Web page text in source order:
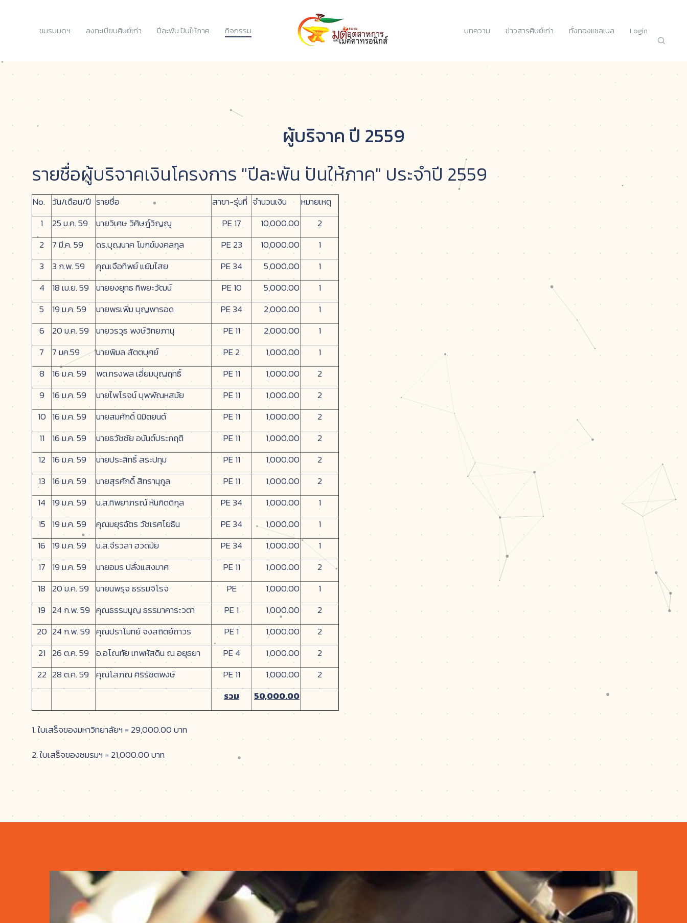
ขมรมมดฯ ลงทะเบียนศิษย์เก่า ปีละพัน ปันให้ภาค กิจกรรม บทความ ข่าวสารศิษย์เก่า ทั่งทองแชลเนล Login
ผู้บริจาค ปี 2559
รายชื่อผู้บริจาคเงินโครงการ "ปีละพัน ปันให้ภาค" ประจำปี 2559
No. วัน/เดือน/ปี รายชื่อ สาขา-รุ่นที่ จำนวนเงิน
หมายเหตุ
1
25 ม.ค. 59 นายวิเศษ วิศิษฎ์วิญญู PE 17 10,000.00
2
2
7 มี.ค. 59 ดร.บุญนาค โมกข์มงคลกุล PE 23 10,000.00
1
3
3 ก.พ. 59 คุณเจือทิพย์ แย้มไสย PE 34 5,000.00
1
4
18 เม.ย. 59 นายยงยุทธ ทิพยะวัฒน์ PE 10 5,000.00
1
5
19 ม.ค. 59 นายพรเพิ่ม บุญพารอด PE 34 2,000.00
1
6
20 ม.ค. 59 นายวรวุธ พงษ์วิทยภานุ PE 11 2,000.00
1
7
7 มค.59 นายพิมล สัตตบุศย์ PE 2 1,000.00
1
8
16 ม.ค. 59 พต.ทรงพล เอี่ยมบุญฤทธิ์ PE 11 1,000.00
2
9
16 ม.ค. 59 นายไพโรจน์ บุพพัณหสมัย PE 11 1,000.00
2
10 16 ม.ค. 59 นายสมศักดิ์ นิมิตยนต์ PE 11 1,000.00
2
11
16 ม.ค. 59 นายธวัชชัย อนันต์ประกฤติ PE 11 1,000.00
2
12 16 ม.ค. 59 นายประสิทธิ์ สระปทุม PE 11 1,000.00
2
13 16 ม.ค. 59 นายสุรศักดิ์ สิทรานุกูล PE 11 1,000.00
2
14 19 ม.ค. 59 น.ส.ทิพยาภรณ์ หันกิตติกุล PE 34 1,000.00
1
15 19 ม.ค. 59 คุณมยุรฉัตร วัชเรศโยธิน PE 34 1,000.00
1
16 19 ม.ค. 59 น.ส.จีรวลา ฮวดมัย PE 34 1,000.00
1
17 19 ม.ค. 59 นายอมร ปลั่งแสงมาศ PE 11 1,000.00
2
18 20 ม.ค. 59 นายนพรุจ ธรรมจิโรจ PE 1,000.00
1
19 24 ก.พ. 59 คุณธรรมนูญ ธรรมาคาระวตา PE 1 1,000.00
2
20 24 ก.พ. 59 คุณปราโมทย์ จงสถิตย์ถาวร PE 1 1,000.00
2
21 26 ต.ค. 59 อ.อโณทัย เทพหัสดิน ณ อยุธยา PE 4 1,000.00
2
22 28 ต.ค. 59 คุณโสภณ ศิริรัชตพงษ์ PE 11 1,000.00
2
รวม
50,000.00
1. ใบเสร็จของมหาวิทยาลัยฯ = 29,000.00 บาท
2. ใบเสร็จของชมรมฯ = 21,000.00 บาท